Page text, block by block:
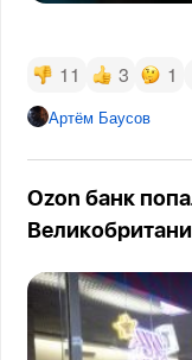
11 3 1
Артём Баусов
Ozon банк